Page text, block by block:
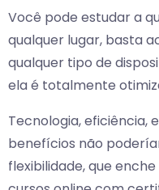
Você pode estudar a
qualquer lugar, basta
qualquer tipo de
ela é totalmente
Tecnologia, eficiência,
benefícios não
flexibilidade, que